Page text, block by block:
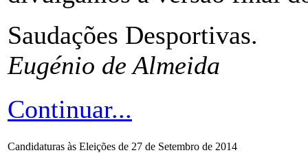
Saudações Desportivas.
Eugénio de Almeida
Continuar...
Candidaturas às Eleições de 27 de Setembro de 2014